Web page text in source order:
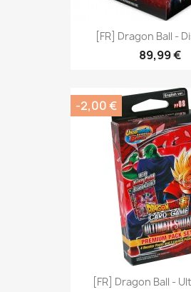
[FR] Dragon Ball -
89,99 €
[FR] Dragon Ball -
-2,00 €